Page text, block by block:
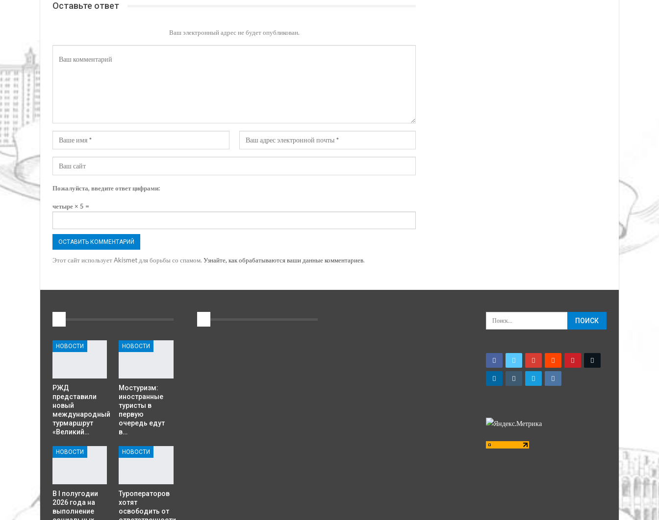
Оставьте ответ
Ваш электронный адрес не будет опубликован.
Пожалуйста, введите ответ цифрами:
четыре × 5 =
Этот сайт использует Akismet для борьбы со спамом. Узнайте, как обрабатываются ваши данные комментариев.
НОВОСТИ
РЖД
представили
новый
международный
турмаршрут
«Великий…
НОВОСТИ
Мостуризм:
иностранные
туристы в
первую
очередь едут
в…
НОВОСТИ
В I полугодии
2026 года на
выполнение
НОВОСТИ
Туроператоров
хотят
освободить от